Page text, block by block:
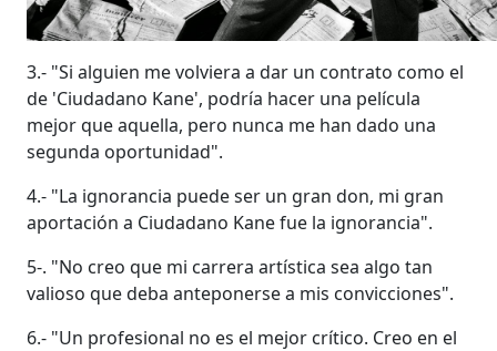
3.- "Si alguien me volviera a dar un contrato como el
de 'Ciudadano Kane', podría hacer una película
mejor que aquella, pero nunca me han dado una
segunda oportunidad".
4.- "La ignorancia puede ser un gran don, mi gran
aportación a Ciudadano Kane fue la ignorancia".
5-. "No creo que mi carrera artística sea algo tan
valioso que deba anteponerse a mis convicciones".
6.- "Un profesional no es el mejor crítico. Creo en el